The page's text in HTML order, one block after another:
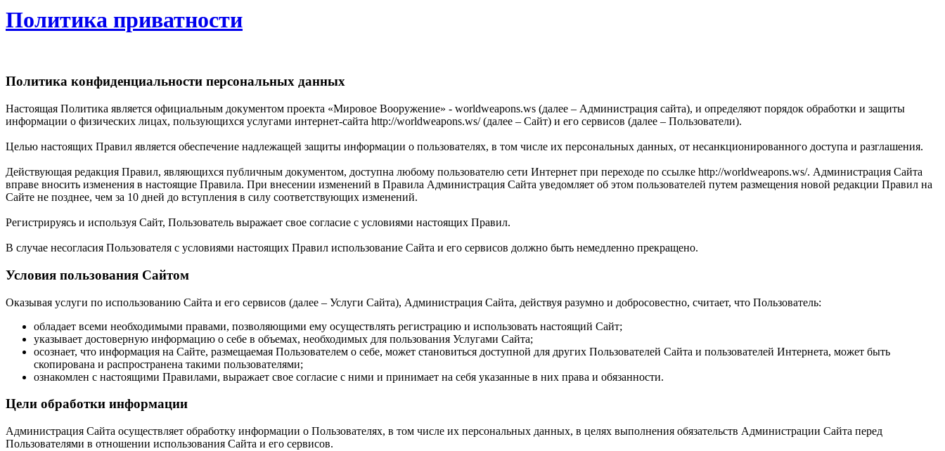
Политика приватности
Политика конфиденциальности персональных данных
Настоящая Политика является официальным документом проекта «Мировое Вооружение» - worldweapons.ws (далее – Администрация сайта), и определяют порядок обработки и защиты
информации о физических лицах, пользующихся услугами интернет-сайта http://worldweapons.ws/ (далее – Сайт) и его сервисов (далее – Пользователи).
Целью настоящих Правил является обеспечение надлежащей защиты информации о пользователях, в том числе их персональных данных, от несанкционированного доступа и разглашения.
Действующая редакция Правил, являющихся публичным документом, доступна любому пользователю сети Интернет при переходе по ссылке http://worldweapons.ws/. Администрация Сайта
вправе вносить изменения в настоящие Правила. При внесении изменений в Правила Администрация Сайта уведомляет об этом пользователей путем размещения новой редакции Правил на
Сайте не позднее, чем за 10 дней до вступления в силу соответствующих изменений.
Регистрируясь и используя Сайт, Пользователь выражает свое согласие с условиями настоящих Правил.
В случае несогласия Пользователя с условиями настоящих Правил использование Сайта и его сервисов должно быть немедленно прекращено.
Условия пользования Сайтом
Оказывая услуги по использованию Сайта и его сервисов (далее – Услуги Сайта), Администрация Сайта, действуя разумно и добросовестно, считает, что Пользователь:
обладает всеми необходимыми правами, позволяющими ему осуществлять регистрацию и использовать настоящий Сайт;
указывает достоверную информацию о себе в объемах, необходимых для пользования Услугами Сайта;
осознает, что информация на Сайте, размещаемая Пользователем о себе, может становиться доступной для других Пользователей Сайта и пользователей Интернета, может быть
скопирована и распространена такими пользователями;
ознакомлен с настоящими Правилами, выражает свое согласие с ними и принимает на себя указанные в них права и обязанности.
Цели обработки информации
Администрация Сайта осуществляет обработку информации о Пользователях, в том числе их персональных данных, в целях выполнения обязательств Администрации Сайта перед
Пользователями в отношении использования Сайта и его сервисов.